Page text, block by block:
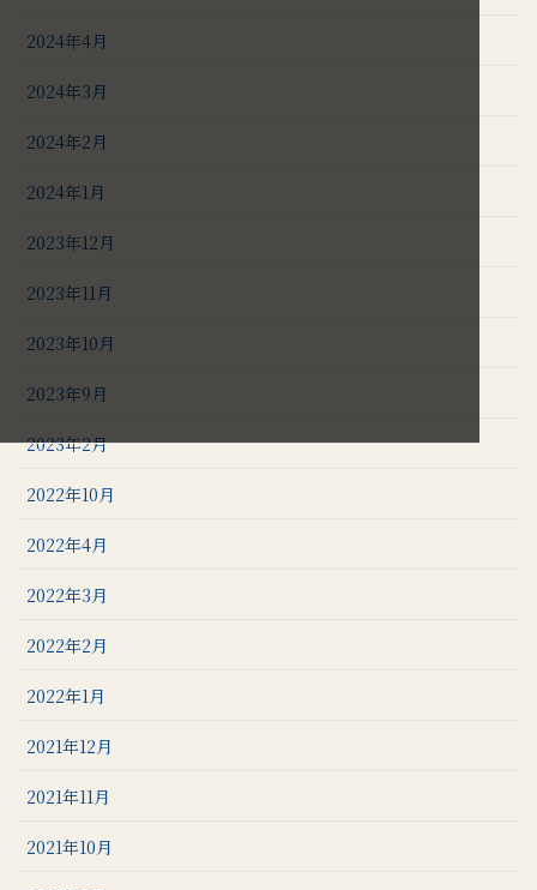
2024年4月
2024年3月
2024年2月
2024年1月
2023年12月
2023年11月
2023年10月
2023年9月
2023年2月
2022年10月
2022年4月
2022年3月
2022年2月
2022年1月
2021年12月
2021年11月
2021年10月